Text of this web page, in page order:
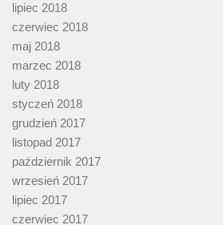
lipiec 2018
czerwiec 2018
maj 2018
marzec 2018
luty 2018
styczeń 2018
grudzień 2017
listopad 2017
październik 2017
wrzesień 2017
lipiec 2017
czerwiec 2017